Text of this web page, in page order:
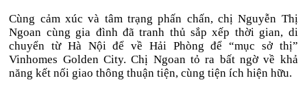
Cùng cảm xúc và tâm trạng phấn chấn, chị Nguyễn Thị
Ngoan cùng gia đình đã tranh thủ sắp xếp thời gian, di
chuyển từ Hà Nội để về Hải Phòng để “mục sở thị”
Vinhomes Golden City. Chị Ngoan tỏ ra bất ngờ về khả
năng kết nối giao thông thuận tiện, cùng tiện ích hiện hữu.